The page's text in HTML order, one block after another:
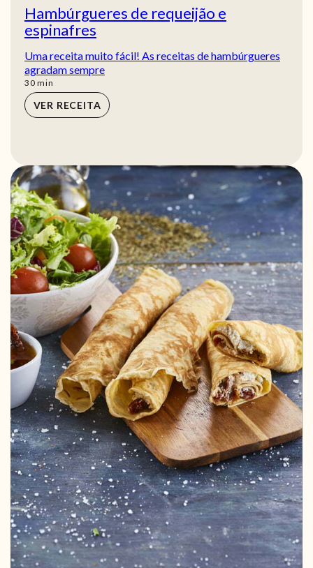
Hambúrgueres de requeijão e
espinafres
Uma receita muito fácil! As receitas de hambúrgueres
agradam sempre
30min
min
VER RECEITA